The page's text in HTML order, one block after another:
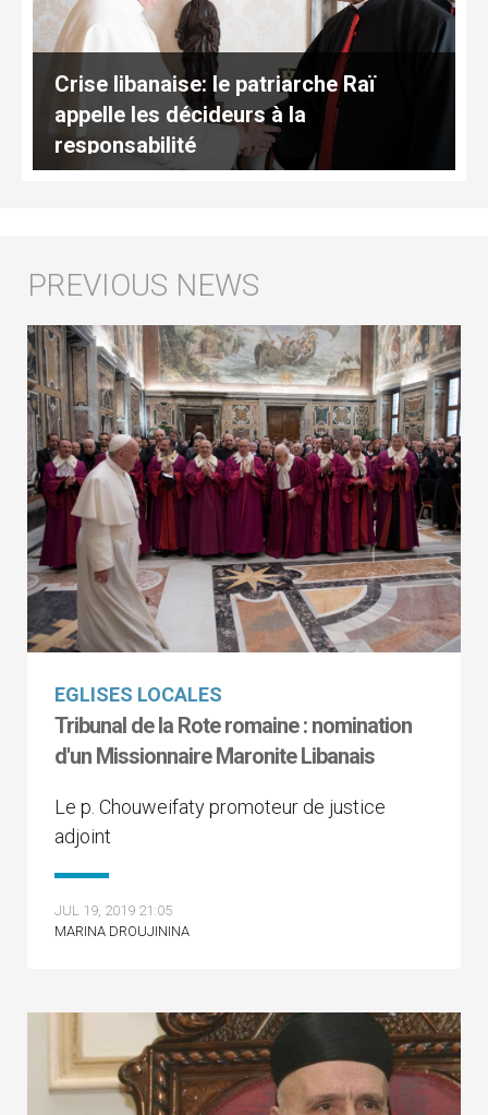
Crise libanaise: le patriarche Raï
appelle les décideurs à la
responsabilité
EGLISES LOCALES
Tribunal de la Rote romaine : nomination
d'un Missionnaire Maronite Libanais
Le p. Chouweifaty promoteur de justice
adjoint
JUL 19, 2019 21:05
MARINA DROUJININA